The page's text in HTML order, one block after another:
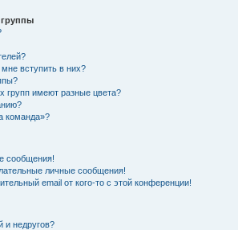
мне вступить в них?
групп имеют разные цвета?
команда»?
сообщения!
личные сообщения!
email от кого-то с этой конференции!
и недругов?